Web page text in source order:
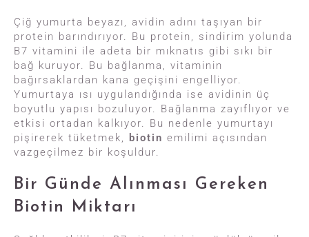
Çiğ yumurta beyazı, avidin adını taşıyan bir
protein barındırıyor. Bu protein, sindirim yolunda
B7 vitamini ile adeta bir mıknatıs gibi sıkı bir
bağ kuruyor. Bu bağlanma, vitaminin
bağırsaklardan kana geçişini engelliyor.
Yumurtaya ısı uygulandığında ise avidinin üç
boyutlu yapısı bozuluyor. Bağlanma zayıflıyor ve
etkisi ortadan kalkıyor. Bu nedenle yumurtayı
pişirerek tüketmek,
biotin emilimi açısından
vazgeçilmez bir koşuldur.
Bir Günde Alınması Gereken
Biotin Miktarı